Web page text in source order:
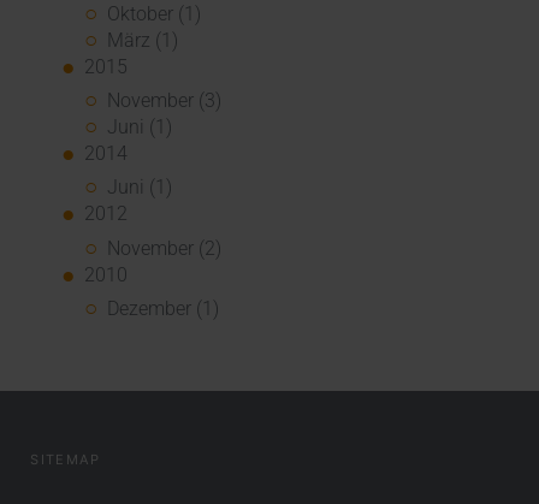
Oktober (1)
März (1)
2015
November (3)
Juni (1)
2014
Juni (1)
2012
November (2)
2010
Dezember (1)
SITEMAP